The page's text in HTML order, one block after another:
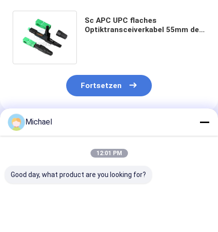
Sc APC UPC flaches
Optiktransceiverkabel 55mm des
Fortsetzen
Empfohlene Produkte
Michael
12:01 PM
Good day, what product are you looking for?